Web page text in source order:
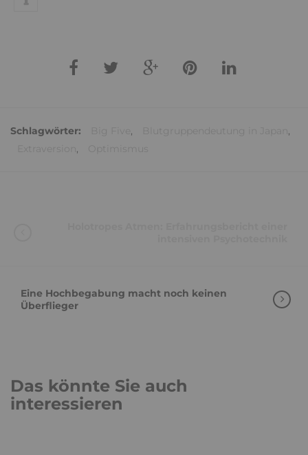
Schlagwörter: ,
,
,
Eine Hochbegabung macht noch keinen
Überflieger
Das könnte Sie auch
interessieren